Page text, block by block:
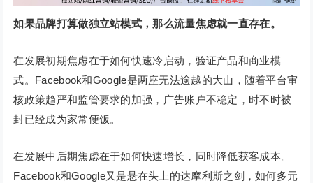
如果品牌打算做独立站模式，那么流量焦虑就一直存在。
在发展初期焦虑在于如何快速冷启动，验证产品和商业模
式。Facebook和Google是两座无法逾越的大山，随着平台审
核政策趋严和监管要求的加强，广告账户不稳定，时不时被
封已经成为家常便饭。
在发展中后期焦虑在于如何快速增长，同时降低获客成本。
Facebook和Google又是悬在头上的达摩利斯之剑，如何多元